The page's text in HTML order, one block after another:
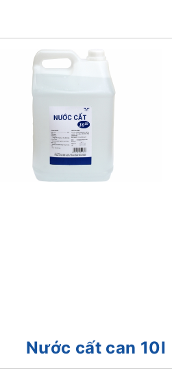
Nước cất can 10l